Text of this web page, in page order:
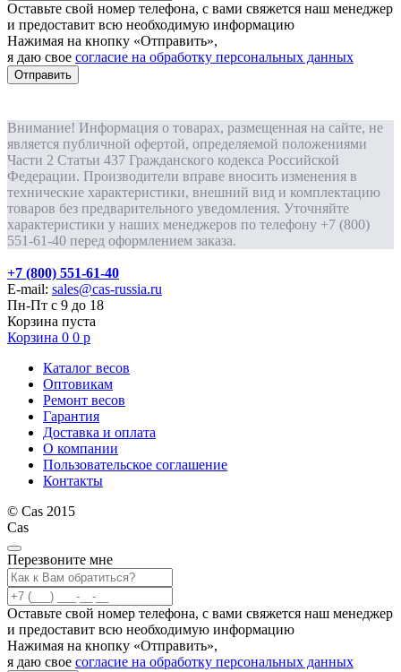
Оставьте свой номер телефона, с вами свяжется наш менеджер
и предоставит всю необходимую информацию
Нажимая на кнопку «Отправить»,
я даю свое согласие на обработку персональных данных
Отправить
Внимание! Информация о товарах, размещенная на сайте, не
является публичной офертой, определяемой положениями
Части 2 Статьи 437 Гражданского кодекса Российской
Федерации. Производители вправе вносить изменения в
технические характеристики, внешний вид и комплектацию
товаров без предварительного уведомления. Уточняйте
характеристики у наших менеджеров по телефону +7 (800)
551-61-40 перед оформлением заказа.
+7 (800) 551-61-40
E-mail: sales@cas-russia.ru
Пн-Пт с 9 до 18
Корзина пуста
Корзина 0 0 р
Каталог весов
Оптовикам
Ремонт весов
Гарантия
Доставка и оплата
О компании
Пользовательское соглашение
Контакты
© Cas 2015
Cas
Перезвоните мне
Оставьте свой номер телефона, с вами свяжется наш менеджер
и предоставит всю необходимую информацию
Нажимая на кнопку «Отправить»,
я даю свое согласие на обработку персональных данных